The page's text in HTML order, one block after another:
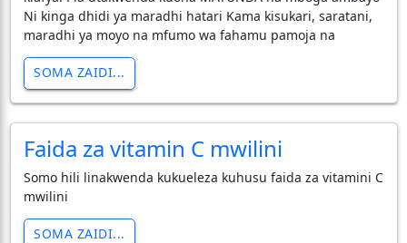
Ni kinga dhidi ya maradhi hatari Kama kisukari, saratani,
maradhi ya moyo na mfumo wa fahamu pamoja na
SOMA ZAIDI...
Faida za vitamin C mwilini
Somo hili linakwenda kukueleza kuhusu faida za vitamini C
mwilini
SOMA ZAIDI...